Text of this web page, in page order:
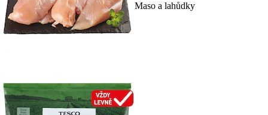
Maso a lahůdky